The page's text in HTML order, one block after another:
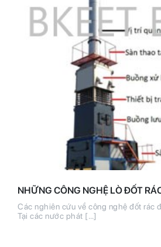
NHỮNG CÔNG NGHỆ LÒ ĐỐT
Các nghiên cứu về công nghệ đốt rác
Tại các nước phát […]